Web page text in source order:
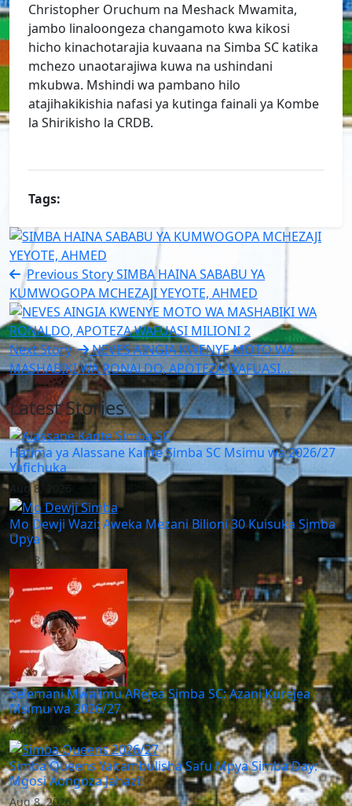
Christopher Oruchum na Meshack Mwamita,
jambo linaloongeza changamoto kwa kikosi
hicho kinachotarajia kuvaana na Simba SC katika
mchezo unaotarajiwa kuwa na ushindani
mkubwa. Mshindi wa pambano hilo
atajihakikishia nafasi ya kutinga fainali ya Kombe
la Shirikisho la CRDB.
Tags:
Previous StorySIMBA HAINA SABABU YA
KUMWOGOPA MCHEZAJI YEYOTE, AHMED
Next Story
NEVES AINGIA KWENYE MOTO WA
MASHABIKI WA RONALDO, APOTEZA WAFUASI…
Latest Stories
Hatima ya Alassane Kante Simba SC Msimu wa 2026/27
Yafichuka
Aug 8, 2026
Mo Dewji Wazi: Aweka Mezani Bilioni 30 Kuisuka Simba
Upya
Aug 8, 2026
Selemani Mwalimu ARejea Simba SC: Azani Kurejea
Msimu wa 2026/27
Aug 8, 2026
Simba Queens Yaitambulisha Safu Mpya Simba Day:
Mgosi Aongoza Jahazi!
Aug 8, 2026